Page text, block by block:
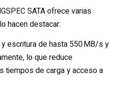
SATA ofrece varias
hacen destacar:
escritura de hasta 550 MB/s y
lo que reduce
tiempos de carga y acceso a